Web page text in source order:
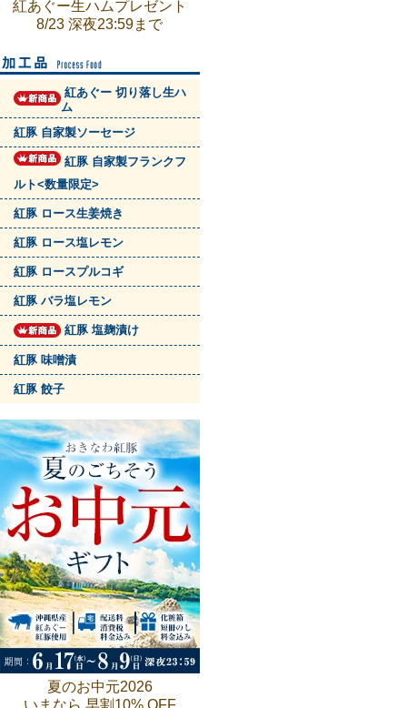
紅あぐー生ハムプレゼント
8/23 深夜23:59まで
紅あぐー 切り落し生ハ
ム
紅豚 自家製ソーセージ
紅豚 自家製フランクフ
ルト<数量限定>
紅豚 ロース生姜焼き
紅豚 ロース塩レモン
紅豚 ロースプルコギ
紅豚 バラ塩レモン
紅豚 塩麹漬け
紅豚 味噌漬
紅豚 餃子
夏のお中元2026
いまなら 早割10% OFF